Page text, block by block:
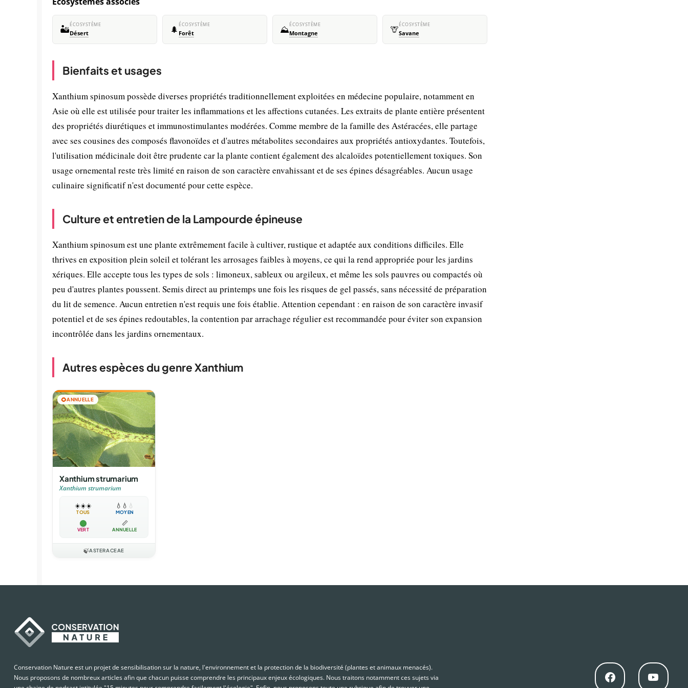
🏜️ÉCOSYSTÈME
Désert 🌲 ÉCOSYSTÈME
Forêt ⛰️ÉCOSYSTÈME
Montagne 🦒ÉCOSYSTÈME
Savane
Bienfaits et usages
Xanthium spinosum possède diverses propriétés traditionnellement exploitées en médecine populaire, notamment en
Asie où elle est utilisée pour traiter les inflammations et les affections cutanées. Les extraits de plante entière présentent
des propriétés diurétiques et immunostimulantes modérées. Comme membre de la famille des Astéracées, elle partage
avec ses cousines des composés flavonoïdes et d'autres métabolites secondaires aux propriétés antioxydantes. Toutefois,
l'utilisation médicinale doit être prudente car la plante contient également des alcaloïdes potentiellement toxiques. Son
usage ornemental reste très limité en raison de son caractère envahissant et de ses épines désagréables. Aucun usage
culinaire significatif n'est documenté pour cette espèce.
Culture et entretien de la Lampourde épineuse
Xanthium spinosum est une plante extrêmement facile à cultiver, rustique et adaptée aux conditions difficiles. Elle
thrives en exposition plein soleil et tolérant les arrosages faibles à moyens, ce qui la rend appropriée pour les jardins
xériques. Elle accepte tous les types de sols : limoneux, sableux ou argileux, et même les sols pauvres ou compactés où
peu d'autres plantes poussent. Semis direct au printemps une fois les risques de gel passés, sans nécessité de préparation
du lit de semence. Aucun entretien n'est requis une fois établie. Attention cependant : en raison de son caractère invasif
potentiel et de ses épines redoutables, la contention par arrachage régulier est recommandée pour éviter son expansion
incontrôlée dans les jardins ornementaux.
Autres espèces du genre Xanthium
🌻ANNUELLE
Xanthium strumarium
Xanthium strumarium
☀️☀️☀️
TOUS
💧 💧 💧
MOYEN
VERT
📏
ANNUELLE
🍃ASTERACEAE
Conservation Nature est un projet de sensibilisation sur la nature, l'environnement et la protection de la biodiversité (plantes et animaux menacés).
Nous proposons de nombreux articles afin que chacun puisse comprendre les principaux enjeux écologiques. Nous traitons notamment ces sujets via